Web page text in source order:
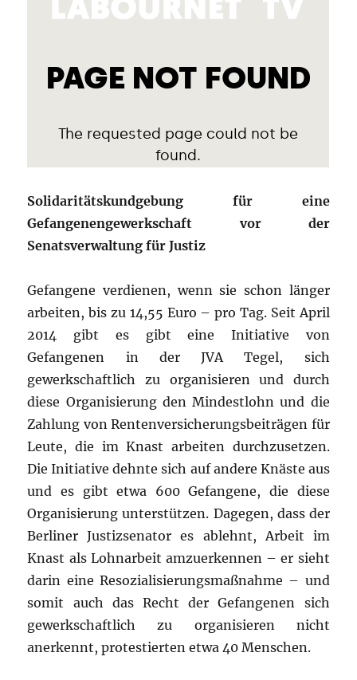
Solidaritätskundgebung für eine
Gefangenengewerkschaft vor der
Senatsverwaltung für Justiz
Gefangene verdienen, wenn sie schon länger
arbeiten, bis zu 14,55 Euro – pro Tag. Seit April
2014 gibt es gibt eine Initiative von
Gefangenen in der JVA Tegel, sich
gewerkschaftlich zu organisieren und durch
diese Organisierung den Mindestlohn und die
Zahlung von Rentenversicherungsbeiträgen für
Leute, die im Knast arbeiten durchzusetzen.
Die Initiative dehnte sich auf andere Knäste aus
und es gibt etwa 600 Gefangene, die diese
Organisierung unterstützen. Dagegen, dass der
Berliner Justizsenator es ablehnt, Arbeit im
Knast als Lohnarbeit amzuerkennen – er sieht
darin eine Resozialisierungsmaßnahme – und
somit auch das Recht der Gefangenen sich
gewerkschaftlich zu organisieren nicht
anerkennt, protestierten etwa 40 Menschen.